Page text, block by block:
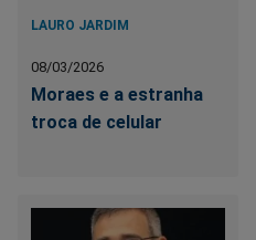
LAURO JARDIM
08/03/2026
Moraes e a estranha
troca de celular